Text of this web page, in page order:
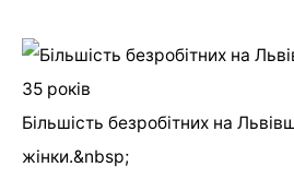
Більшість безробітних на
жінки.&nbsp;